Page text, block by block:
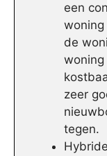
een
de
woning
zeer
tegen.